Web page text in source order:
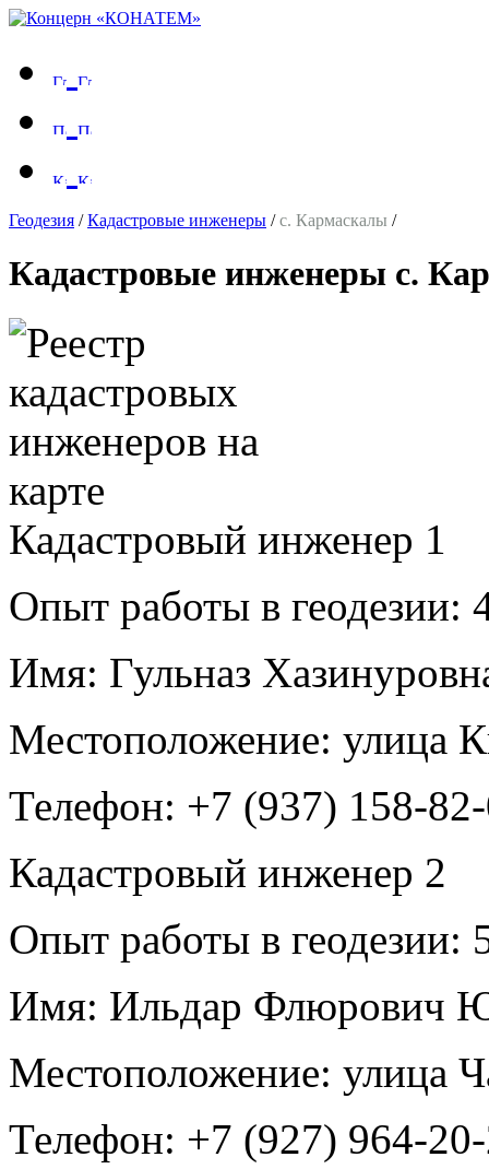
Геодезия /Кадастровые инженеры /с. Кармаскалы /
Кадастровые инженеры с.
Кадастровый инженер 1
Опыт работы в геодезии:
Имя: Гульназ
Местоположение: улица
Телефон: +7 (937) 158-
Кадастровый инженер 2
Опыт работы в геодезии:
Имя: Ильдар Флюрович
Местоположение: улица
Телефон: +7 (927) 964-